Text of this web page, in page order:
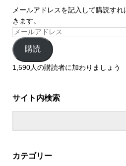
メールアドレスを記入して購読す
きます。
購読
1,590人の購読者に加わりましょう
サイト内検索
カテゴリー